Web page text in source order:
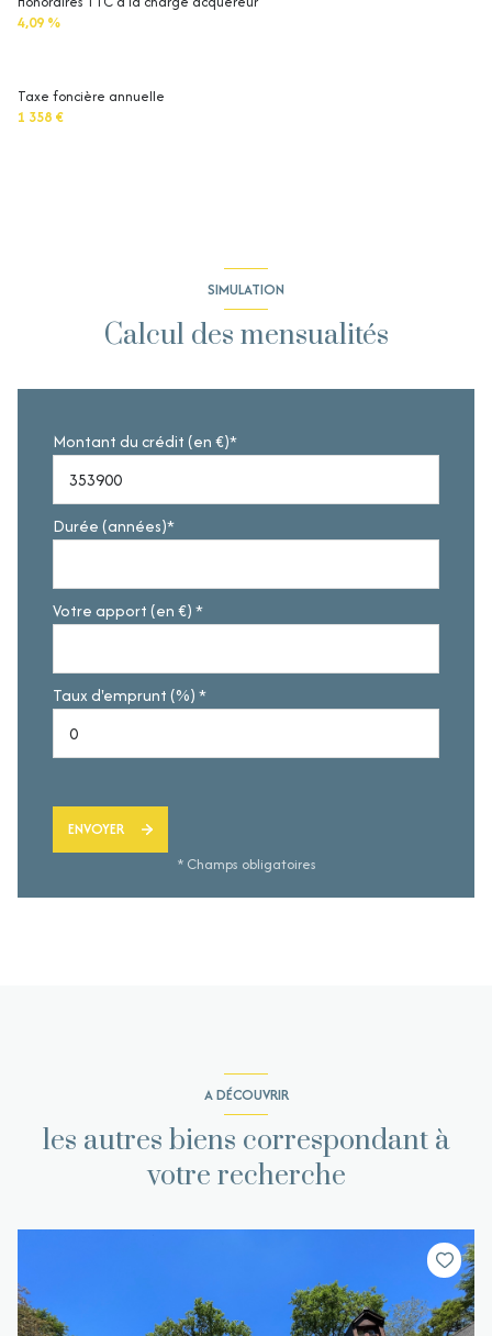
4,09 %
Taxe foncière annuelle
1 358 €
SIMULATION
Calcul des mensualités
Montant du crédit (en €)*
Durée (années)*
Votre apport (en €) *
Taux d'emprunt (%) *
ENVOYER
* Champs obligatoires
A DÉCOUVRIR
les autres biens correspondant à
votre recherche